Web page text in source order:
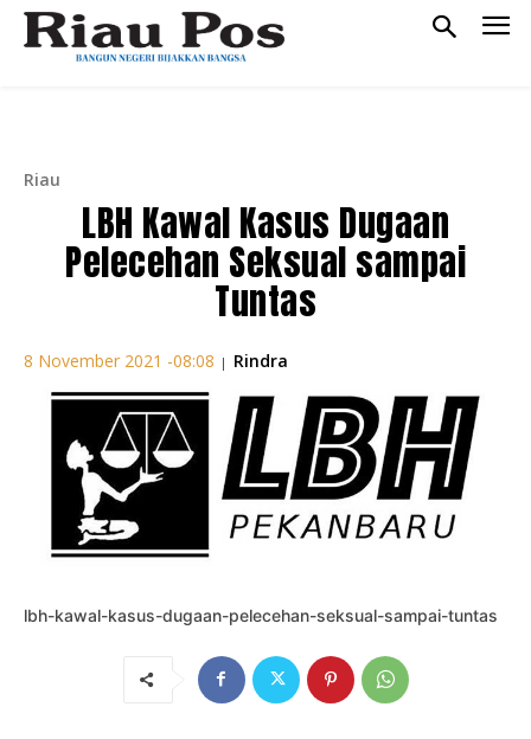
Riau
LBH Kawal Kasus Dugaan
Pelecehan Seksual sampai
Tuntas
8 November 2021 -08:08 | Rindra
lbh-kawal-kasus-dugaan-pelecehan-seksual-sampai-tuntas